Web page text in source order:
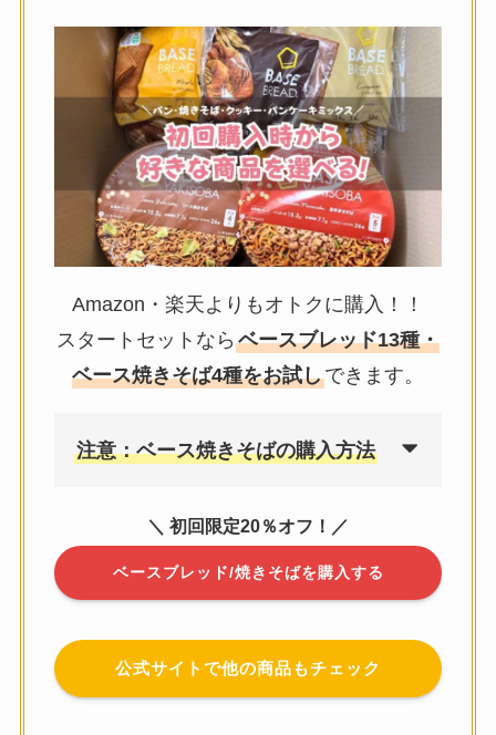
Amazon・楽天よりもオトクに購入！！
スタートセットなら ベースブレッド13種・
ベース焼きそば4種をお試しできます。
注意：ベース焼きそばの購入方法
＼ 初回限定20％オフ！／
ベースブレッド/焼きそばを購入する
公式サイトで他の商品もチェック